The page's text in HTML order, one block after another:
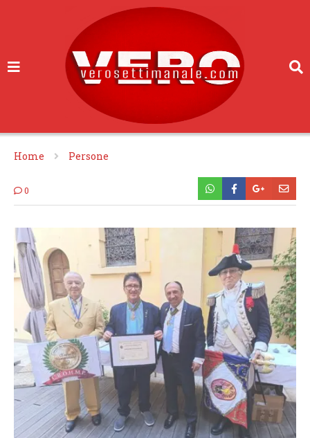
Home Persone
0